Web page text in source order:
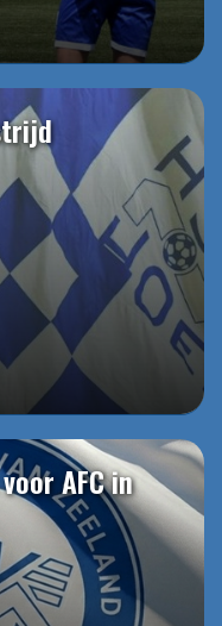
AFC in